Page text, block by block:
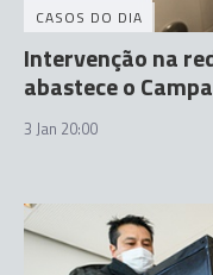
CASOS DO DIA
Intervenção na
abastece o
3 Jan 20:00